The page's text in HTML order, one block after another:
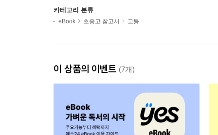
카테고리 분류
eBook 초중고 참고서 고등
이 상품의 이벤트 (7개)